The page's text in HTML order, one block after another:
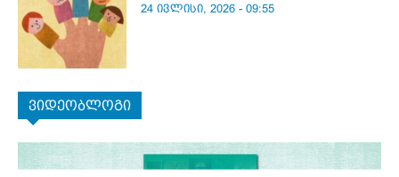
24 ივლისი, 2026 - 09:55
ვიდეობლოგი